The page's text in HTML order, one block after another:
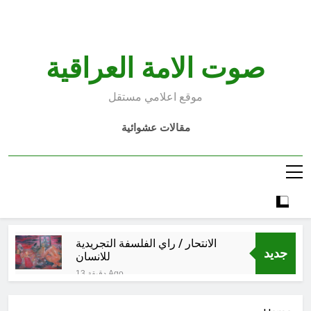
صوت الامة العراقية
موقع اعلامي مستقل
مقالات عشوائية
جديد
الانتحار / راي الفلسفة التجريدية
للانسان
13 دقيقة Ago